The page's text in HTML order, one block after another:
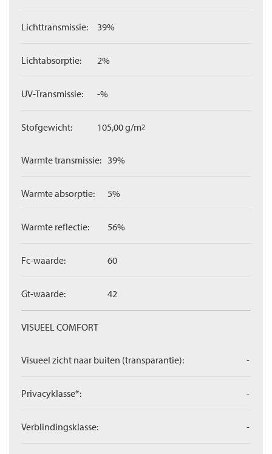
Lichttransmissie: 39%
Lichtabsorptie: 2%
UV-Transmissie: -%
Stofgewicht: 105,00 g/m2
Warmte transmissie: 39%
Warmte absorptie: 5%
Warmte reflectie: 56%
Fc-waarde: 60
Gt-waarde: 42
VISUEEL COMFORT
Visueel zicht naar buiten (transparantie): -
Privacyklasse*: -
Verblindingsklasse: -